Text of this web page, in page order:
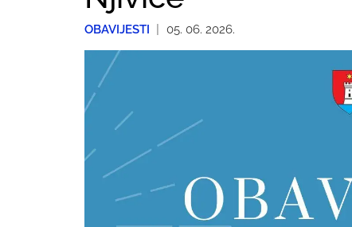
OBAVIJESTI 05. 06. 2026.